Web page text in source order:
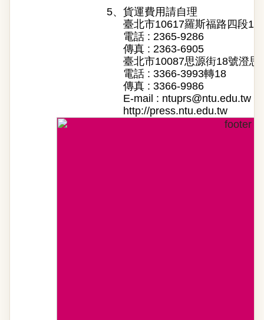
5、 貨運費用請自理
臺北市10617羅斯福路四段1號
電話 : 2365-9286
傳真 : 2363-6905
臺北市10087思源街18號澄思
電話 : 3366-3993轉18
傳真 : 3366-9986
E-mail : ntuprs@ntu.edu.tw
http://press.ntu.edu.tw